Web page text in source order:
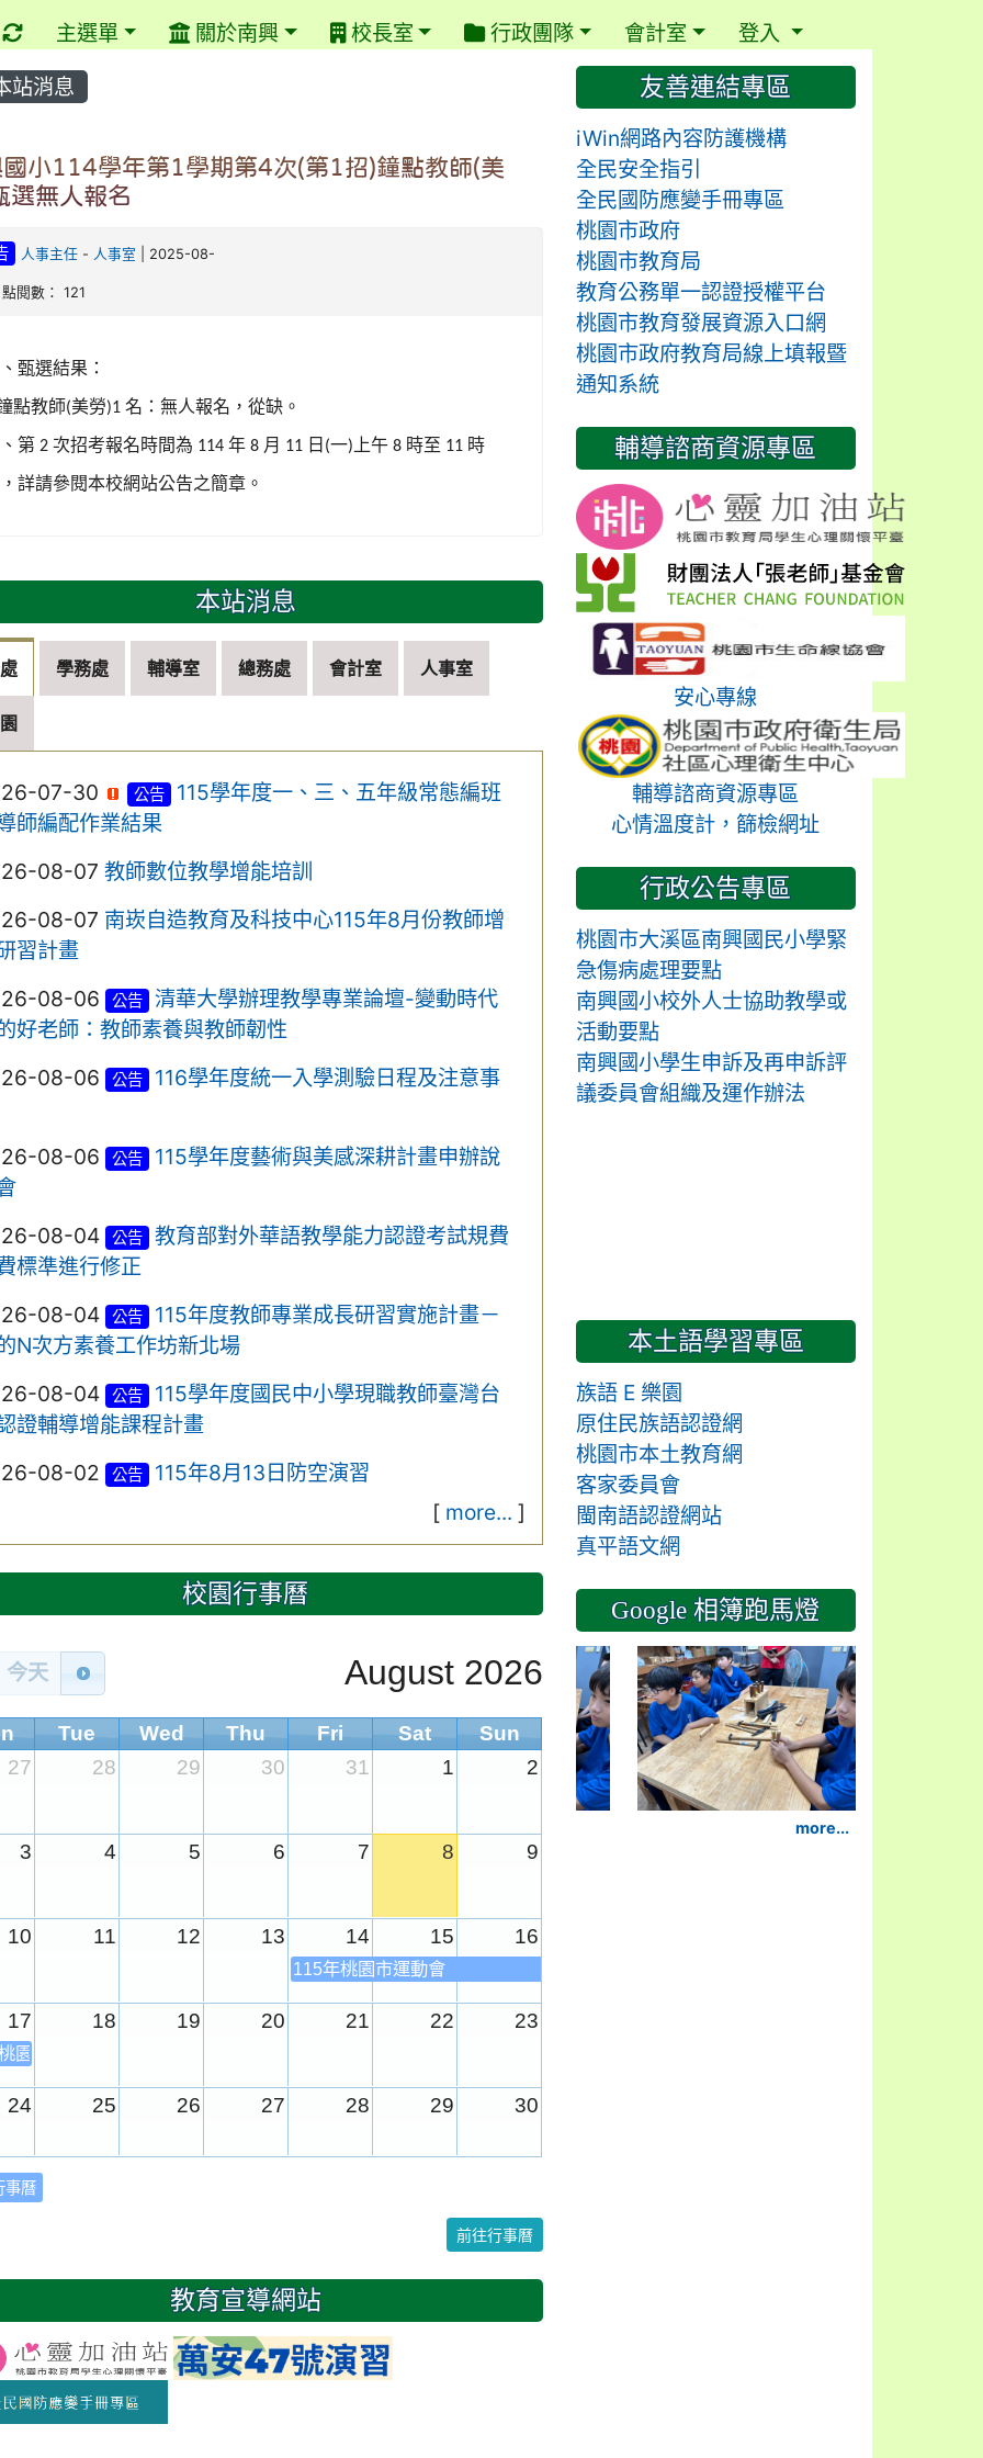
重新取得佈景設定
主選單 關於南興 校長室 行政團隊 會計室 登入
站消息
小114學年第1學期第4次(第1招)鐘點教師(美
選無人報名
人事主任- 人事室 | 2025-08-
閱數： 121
甄選結果：
點教師(美勞)1名：無人報名，從缺。
第 2次招考報名時間為 114年 8 月 11 日 (一) 上午 8 時至 11 時
詳請參閱本校網站公告之簡章。
本站消息
學務處 輔導室 總務處 會計室 人事室
07-30 公告
115學年度一、三、五年級常態編班
師編配作業結果
08-07教師數位教學增能培訓
08-07 南崁自造教育及科技中心115年8月份教師增
習計畫
08-06 公告
清華大學辦理教學專業論壇-變動時代
好老師：教師素養與教師韌性
08-06 公告 116學年度統一入學測驗日程及注意事
08-06 公告
115學年度藝術與美感深耕計畫申辦說
08-04 公告
教育部對外華語教學能力認證考試規費
標準進行修正
08-04 公告
115年度教師專業成長研習實施計畫－
N次方素養工作坊新北場
08-04 公告
115學年度國民中小學現職教師臺灣台
證輔導增能課程計畫
08-02 公告
115年8月13日防空演習
[ more... ]
校園行事曆
今天 August 2026
Tue Wed Thu Fri Sat
Sun
27
28 29 30 31 1 2
3 4 5 6 7 8 9
10 11 12 13 14 15 16
115年桃園市運動會
17 18 19 20 21 22 23
園市運動會
24 25 26 27 28 29 30
31
事曆
前往行事曆
教育宣導網站
友善連結專區
iWin網路內容防護機構
全民安全指引
全民國防應變手冊專區
桃園市政府
桃園市教育局
教育公務單一認證授權平台
桃園市教育發展資源入口網
桃園市政府教育局線上填報暨
通知系統
輔導諮商資源專區
安心專線
輔導諮商資源專區
心情溫度計，篩檢網址
行政公告專區
桃園市大溪區南興國民小學緊
急傷病處理要點
南興國小校外人士協助教學或
活動要點
南興國小學生申訴及再申訴評
議委員會組織及運作辦法
本土語學習專區
族語 E 樂園
原住民族語認證網
桃園市本土教育網
客家委員會
閩南語認證網站
真平語文網
Google 相簿跑馬燈
2024-11-14 六
more...